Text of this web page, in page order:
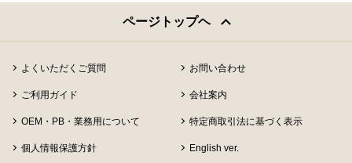
ページトップヘ
よくいただくご質問 お問い合わせ
ご利用ガイド 会社案内
OEM・PB・業務用について 特定商取引法に基づく表示
個人情報保護方針 English ver.